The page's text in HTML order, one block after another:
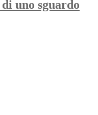
uno sguardo